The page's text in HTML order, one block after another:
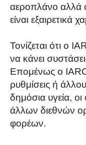
αεροπλάνο αλλά
είναι εξαιρετικά
Τονίζεται ότι ο
να κάνει
Επομένως ο IARC
ρυθμίσεις ή
δημόσια υγεία, οι
άλλων διεθνών
φορέων.